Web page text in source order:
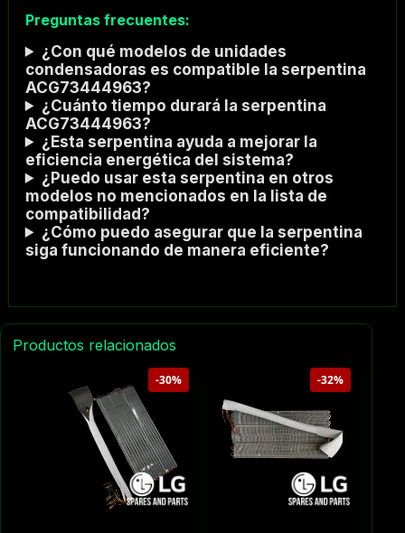
Preguntas frecuentes:
¿Con qué modelos de unidades
condensadoras es compatible la serpentina
ACG73444963?
¿Cuánto tiempo durará la serpentina
ACG73444963?
¿Esta serpentina ayuda a mejorar la
eficiencia energética del sistema?
¿Puedo usar esta serpentina en otros
modelos no mencionados en la lista de
compatibilidad?
¿Cómo puedo asegurar que la serpentina
siga funcionando de manera eficiente?
Productos relacionados
-30% -32%